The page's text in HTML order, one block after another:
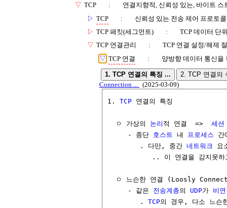
▽ TCP :
연결지향적, 신뢰성 있는, 바이트 스
▷ TCP :
신뢰성 있는 전송 제어 프로토콜
▷ TCP 패킷(세그먼트) :
TCP 데이터 단
▽ TCP 연결관리 :
TCP 연결 설정/해제
▽ TCP 연결 : 양방향 데이터 통신을
1. TCP 연결의 특징 ...
2. TCP 연결의
Connection ...
(2025-03-09)
1. TCP 연결의 특징
  ㅇ 가상의
논리 적 연결  => 세션
     - 종단
호스트 내 프로세스 간
        . 다만, 중간
네트워크
요
.. 이 연결을 감지못
ㅇ 느슨한 연결 (Loosly
     - 같은
전송계층의 UDP가 비
        .
TCP의 경우, 다소 느슨